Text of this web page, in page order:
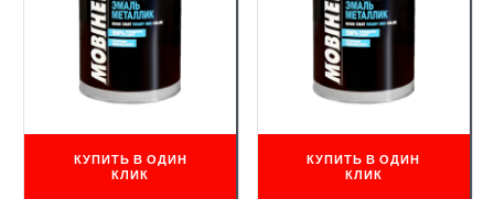
КУПИТЬ В ОДИН
КЛИК
КУПИТЬ В ОДИН
КЛИК